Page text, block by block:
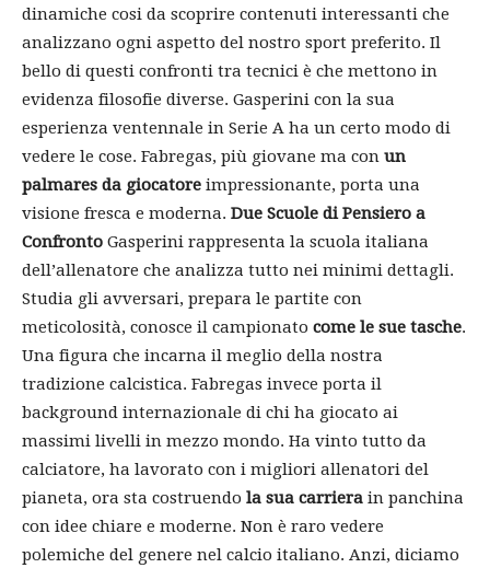
dinamiche cosi da scoprire contenuti interessanti che
analizzano ogni aspetto del nostro sport preferito. Il
bello di questi confronti tra tecnici è che mettono in
evidenza filosofie diverse. Gasperini con la sua
esperienza ventennale in Serie A ha un certo modo di
vedere le cose. Fabregas, più giovane ma con un
palmares da giocatore impressionante, porta una
visione fresca e moderna. Due Scuole di Pensiero a
Confronto Gasperini rappresenta la scuola italiana
dell’allenatore che analizza tutto nei minimi dettagli.
Studia gli avversari, prepara le partite con
meticolosità, conosce il campionato come le sue tasche.
Una figura che incarna il meglio della nostra
tradizione calcistica. Fabregas invece porta il
background internazionale di chi ha giocato ai
massimi livelli in mezzo mondo. Ha vinto tutto da
calciatore, ha lavorato con i migliori allenatori del
pianeta, ora sta costruendo la sua carriera in panchina
con idee chiare e moderne. Non è raro vedere
polemiche del genere nel calcio italiano. Anzi, diciamo